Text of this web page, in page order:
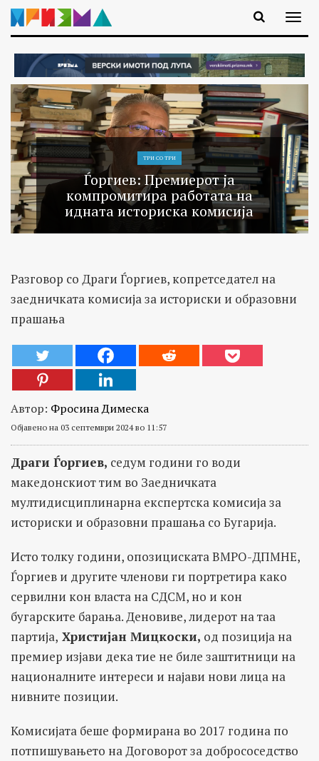
ТРИ СО ТРИ
Ѓоргиев: Премиерот ја
компромитира работата на
идната историска комисија
Разговор со Драги Ѓоргиев, копретседател на
заедничката комисија за историски и образовни
прашања
Автор: Фросина Димеска
Објавено на 03 септември 2024 во 11:57
Драги Ѓоргиев, седум години го води
македонскиот тим во Заедничката
мултидисциплинарна експертска комисија за
историски и образовни прашања со Бугарија.
Исто толку години, опозициската ВМРО-ДПМНЕ,
Ѓоргиев и другите членови ги портретира како
сервилни кон власта на СДСМ, но и кон
бугарските барања. Деновиве, лидерот на таа
партија, Христијан Мицкоски, од позиција на
премиер изјави дека тие не биле заштитници на
националните интереси и најави нови лица на
нивните позиции.
Комисијата беше формирана во 2017 година по
потпишувањето на Договорот за добрососедство